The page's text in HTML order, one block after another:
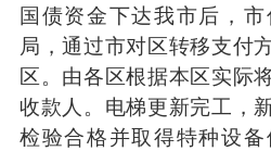
国债资金下达我市后，
局，通过市对区转移支付
区。由各区根据本区实际
收款人。电梯更新完工，
检验合格并取得特种设